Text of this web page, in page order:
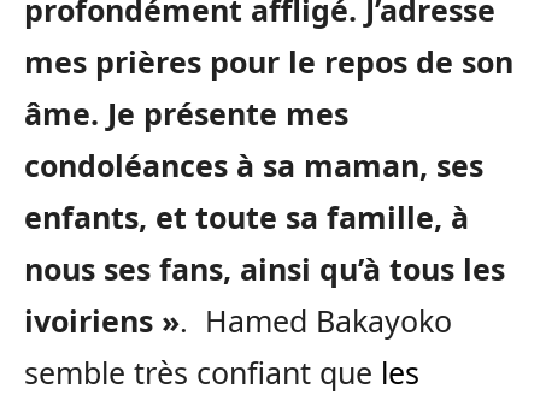
profondément affligé. J’adresse
mes prières pour le repos de son
âme. Je présente mes
condoléances à sa maman, ses
enfants, et toute sa famille, à
nous ses fans, ainsi qu’à tous les
ivoiriens ». Hamed Bakayoko
semble très confiant que les